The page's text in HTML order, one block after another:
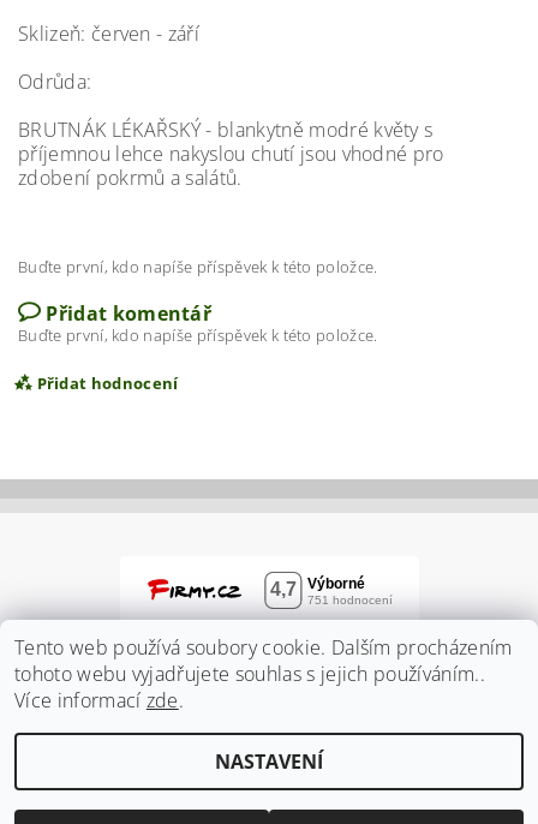
Sklizeň: červen - září
Odrůda:
BRUTNÁK LÉKAŘSKÝ - blankytně modré květy s
příjemnou lehce nakyslou chutí jsou vhodné pro
zdobení pokrmů a salátů.
Buďte první, kdo napíše příspěvek k této položce.
Přidat komentář
Buďte první, kdo napíše příspěvek k této položce.
Přidat hodnocení
Vložením hodnocení souhlasíte spodmínkami
ochrany osobních údajů
2026 ©Zahradnidum.cz, všechna práva vyhrazena
Tento web používá soubory cookie. Dalším procházením
tohoto webu vyjadřujete souhlas s jejich používáním..
Více informací zde.
NASTAVENÍ